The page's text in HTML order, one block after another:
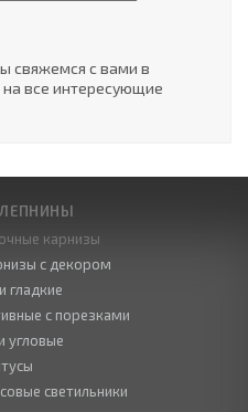
свяжемся с вами в
все интересующие
карнизы
с декором
гладкие
с порезками
угловые
светильники